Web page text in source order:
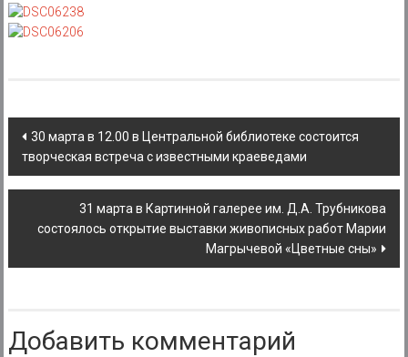
Post
navigation
30 марта в 12.00 в Центральной библиотеке состоится
творческая встреча с известными краеведами
31 марта в Картинной галерее им. Д.А. Трубникова
состоялось открытие выставки живописных работ Марии
Магрычевой «Цветные сны»
Добавить комментарий